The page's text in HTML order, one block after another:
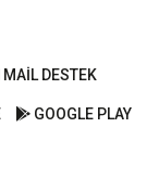
MAİL DESTEK
GOOGLE PLAY